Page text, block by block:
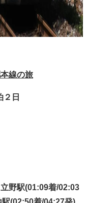
線の旅
日
野駅(01:09着/02:03